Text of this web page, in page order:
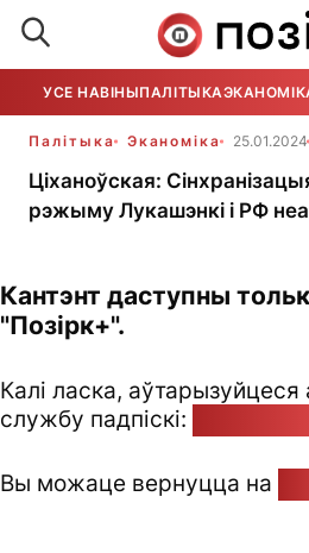
УСЕ НАВІНЫПАЛІТЫКА
Палітыка Эканоміка 25.01.2024
Ціханоўская:
рэжыму Лукашэнкі і РФ
Кантэнт даступны
"Позірк+".
Калі ласка, аўтарызуйцеся
службу падпіскі:
Вы можаце вернуцца на